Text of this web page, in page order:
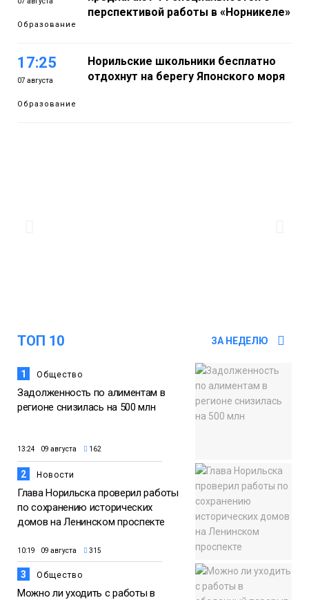
Образование
перспективой работы в «Норникеле»
17:25
07 августа
Образование
Норильские школьники бесплатно
отдохнут на берегу Японского моря
Спорт
ТОП 10 ЗА НЕДЕЛЮ
1 Общество
Задолженность по алиментам в
регионе снизилась на 500 млн
13:24 09 августа 162
2 Новости
Глава Норильска проверил работы
по сохранению исторических
домов на Ленинском проспекте
10:19 09 августа 315
3 Общество
Можно ли уходить с работы в